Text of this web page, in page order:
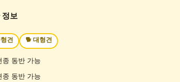
보
견 🐕 대형견
종 동반 가능
종 동반 가능